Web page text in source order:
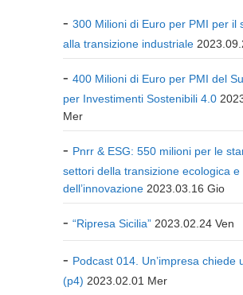
300 Milioni di Euro per PMI per il
alla transizione industriale
400 Milioni di Euro per PMI del
per Investimenti Sostenibili 4.0
Mer
Pnrr & ESG: 550 milioni per le
settori della transizione ecologica e
dell’innovazione 2023.03.16 Gio
“Ripresa Sicilia” 2023.02.24 Ven
Podcast 014. Un’impresa chiede
(p4) 2023.02.01 Mer